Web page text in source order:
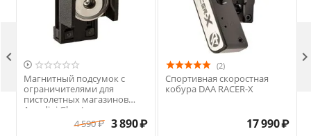

Магнитный подсумок с
ограничителями для
пистолетных магазинов
Amadini Ghost
4 590₽ 3 890₽
(2)
Спортивная скоростная
кобура DAA RACER-X
17 990₽
